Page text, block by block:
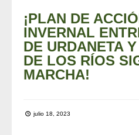
¡PLAN DE
INVERNAL
DE URDANETA
DE LOS RÍOS
MARCHA!
julio 18, 2023